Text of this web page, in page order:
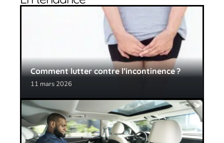
Comment lutter contre l’incontinence ?
11 mars 2026